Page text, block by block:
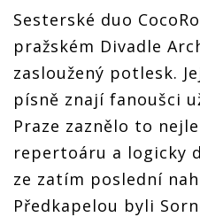
Sesterské duo
pražském Divadle
zasloužený potlesk.
písně znají fanoušci
Praze zaznělo to
repertoáru a logicky
ze zatím poslední
Předkapelou byli